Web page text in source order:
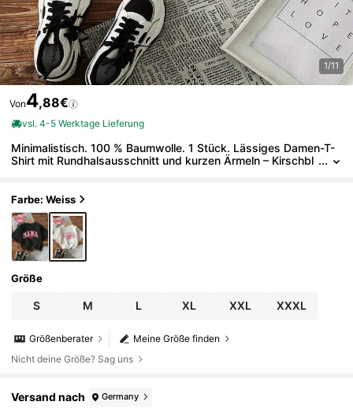
1/11
Von4,88€
vsl. 4-5 Werktage Lieferung
Minimalistisch. 100 % Baumwolle. 1 Stück. Lässiges Damen-T-
Shirt mit Rundhalsausschnitt und kurzen Ärmeln – Kirschbl
Farbe: Weiss
Größe
S M L XL XXL XXXL
Meine Größe finden
Größenberater
Nicht deine Größe? Sag uns
Versand nach Germany